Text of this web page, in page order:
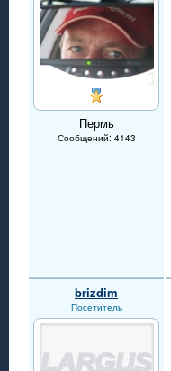
Пермь
Сообщений: 4143
brizdim
Посетитель